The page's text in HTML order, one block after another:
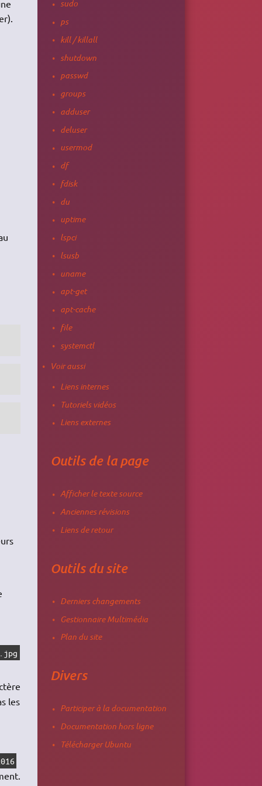
les
sudo
ps
kill / killall
shutdown
passwd
groups
adduser
deluser
usermod
df
fdisk
du
uptime
lspci
lsusb
uname
apt-get
apt-cache
file
systemctl
Voir aussi
Liens internes
Tutoriels vidéos
Liens externes
Outils de la page
Afficher le texte source
Anciennes révisions
Liens de retour
Outils du site
Derniers changements
Gestionnaire Multimédia
Plan du site
Divers
Participer à la documentation
Documentation hors ligne
Télécharger Ubuntu